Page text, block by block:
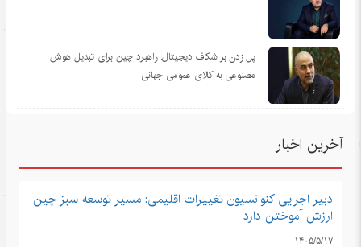
پل زدن بر شکاف دیجیتال: راهبرد چین برای تبدیل هوش
مصنوعی به کالای عمومی جهانی
آخرین اخبار
دبیر اجرایی کنوانسیون تغییرات اقلیمی: مسیر توسعه سبز چین
ارزش آموختن دارد
۱۴۰۵/۵/۱۷